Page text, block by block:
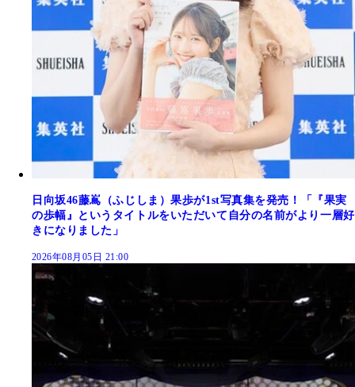
日向坂46藤嶌（ふじしま）果歩が1st写真集を発売！「『果実
の歩幅』というタイトルをいただいて自分の名前がより一層好
きになりました」
2026年08月05日 21:00